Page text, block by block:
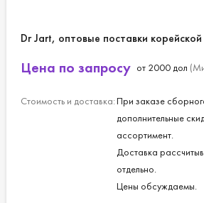
Dr Jart, оптовые поставки корейской
Цена по запросу от 2000 дол
Стоимость и доставка:При заказе
дополнительные
ассортимент.
Доставка
отдельно.
Цены обсуждаемы.